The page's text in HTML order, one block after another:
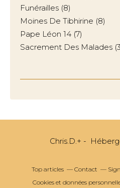
Funérailles (8)
Moines De Tibhirine (8)
Pape Léon 14 (7)
Sacrement Des Malades
Chris.D.+ -
Top articles Contact
Cookies et données